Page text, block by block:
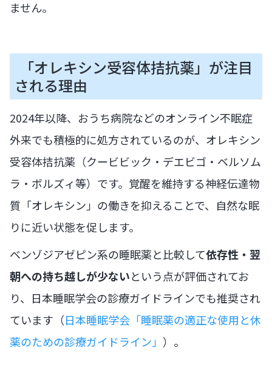
ません。
「オレキシン受容体拮抗薬」が注目
される理由
2024年以降、おうち病院などのオンライン不眠症
外来でも積極的に処方されているのが、オレキシン
受容体拮抗薬（クービビック・デエビゴ・ベルソム
ラ・ボルズィ等）です。覚醒を維持する神経伝達物
質「オレキシン」の働きを抑えることで、自然な眠
りに近い状態を促します。
ベンゾジアゼピン系の睡眠薬と比較して依存性・翌
朝への持ち越しが少ないという点が評価されてお
り、日本睡眠学会の診療ガイドラインでも推奨され
ています（日本睡眠学会「睡眠薬の適正な使用と休
薬のための診療ガイドライン」 ）。